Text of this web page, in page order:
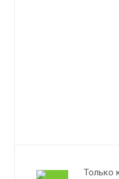
Только